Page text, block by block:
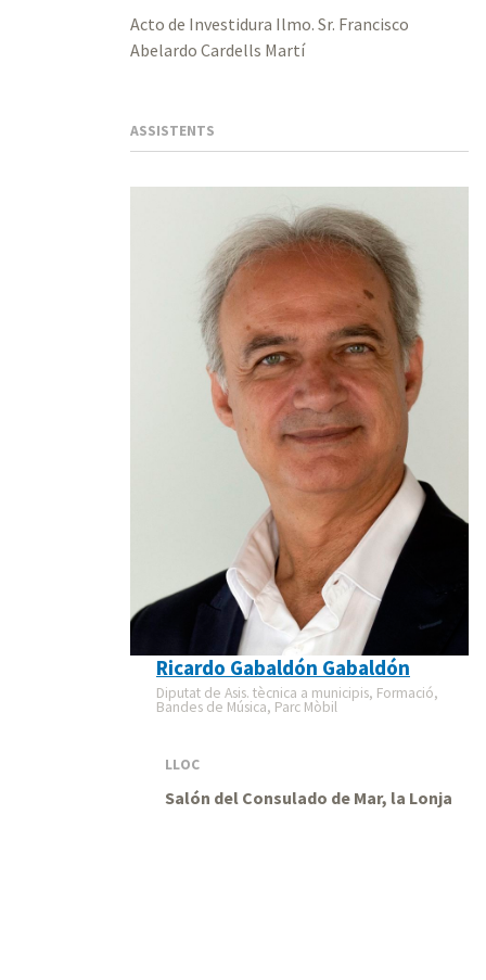
Acto de Investidura Ilmo. Sr. Francisco
Abelardo Cardells Martí
ASSISTENTS
Ricardo Gabaldón Gabaldón
Diputat de Asis. tècnica a municipis, Formació,
Bandes de Música, Parc Mòbil
LLOC
Salón del Consulado de Mar, la Lonja